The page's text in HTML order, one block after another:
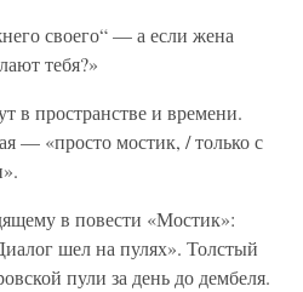
своего“ — а если жена
тебя?»
в пространстве и времени.
— «просто мостик, / только с
в повести «Мостик»:
шел на пулях». Толстый
пули за день до дембеля.